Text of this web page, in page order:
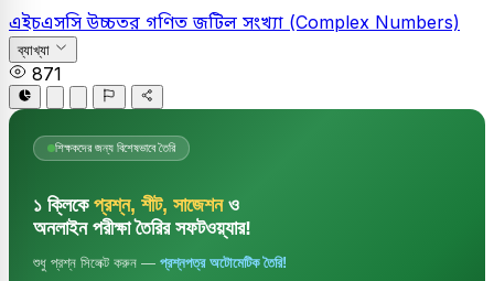
এইচএসসিউচ্চতর গণিতজটিল সংখ্যা (Complex Numbers)
ব্যাখ্যা
871
শিক্ষকদের জন্য বিশেষভাবে তৈরি
১ ক্লিকে প্রশ্ন, শীট, সাজেশনও
অনলাইন পরীক্ষা তৈরির সফটওয়্যার!
শুধু প্রশ্ন সিলেক্ট করুন — প্রশ্নপত্র অটোমেটিক তৈরি!